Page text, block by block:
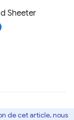
Sheeter
de cet article, nous